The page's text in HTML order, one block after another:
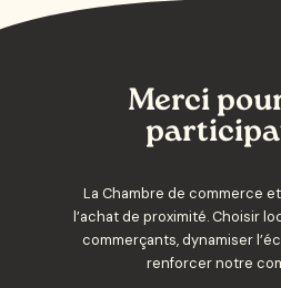
Merci
La Chambre de commerce
l’achat de proximité. Choisir
commerçants, dynamiser
renforcer notre